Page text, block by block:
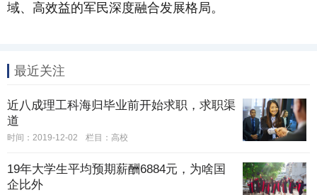
域、高效益的军民深度融合发展格局。
最近关注
近八成理工科海归毕业前开始求职，求职渠
道
时间：2019-12-02 栏目： 高校
19年大学生平均预期薪酬6884元，为啥国
企比外